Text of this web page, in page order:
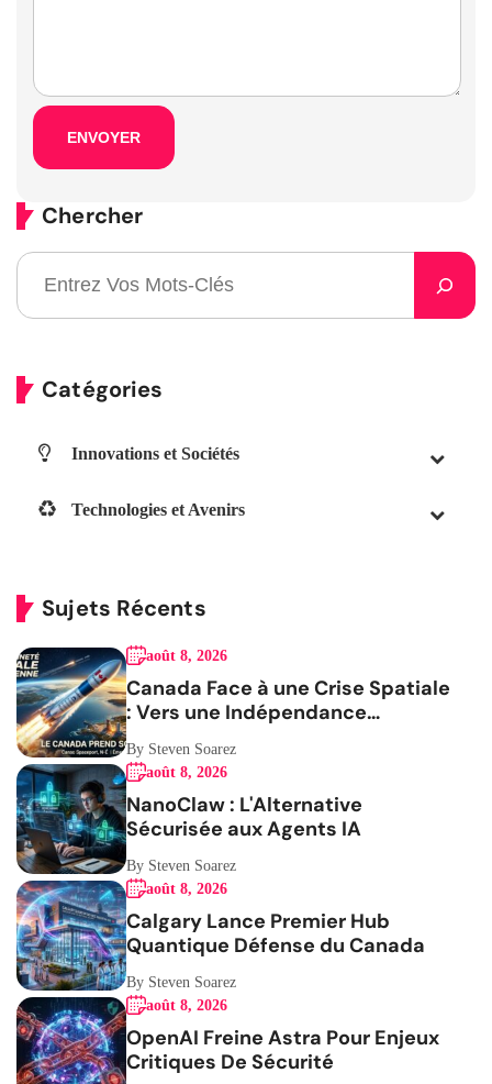
Chercher
Catégories
Innovations et Sociétés
Technologies et Avenirs
Sujets Récents
août 8, 2026
Canada Face à une Crise Spatiale
: Vers une Indépendance
Stratégique
By Steven Soarez
août 8, 2026
NanoClaw : L'Alternative
Sécurisée aux Agents IA
By Steven Soarez
août 8, 2026
Calgary Lance Premier Hub
Quantique Défense du Canada
By Steven Soarez
août 8, 2026
OpenAI Freine Astra Pour Enjeux
Critiques De Sécurité